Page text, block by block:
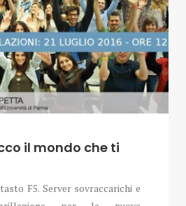
il mondo che ti
F5. Server sovraccarichi e